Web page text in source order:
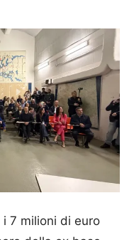
7 milioni di euro